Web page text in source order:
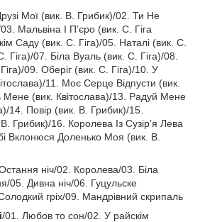
Мої (вик. В. Грибик)/02. Ти Не
Мальвіна І П’єро (вик. С. Гіга
Саду (вик. С. Гіга)/05. Наталі (вик. С.
Гіга)/07. Біла Вуаль (вик. С. Гіга)/08.
09. Оберіг (вик. С. Гіга)/10. У
11. Моє Серце Відпусти (вик.
Мене (вик. Квітослава)/13. Радуй Мене
14. Повір (вик. В. Грибик)/15.
Грибик)/16. Королева Із Сузір’я Лева
Вклонюся Доленько Моя (вик. В.
ніч/02. Королева/03. Біла
05. Дивна ніч/06. Гуцульске
гріх/09. Мандрівний скрипаль
/01. Любов то сон/02. У райскім